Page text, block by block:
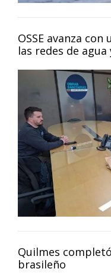
OSSE avanza
las redes de
Quilmes
brasileño